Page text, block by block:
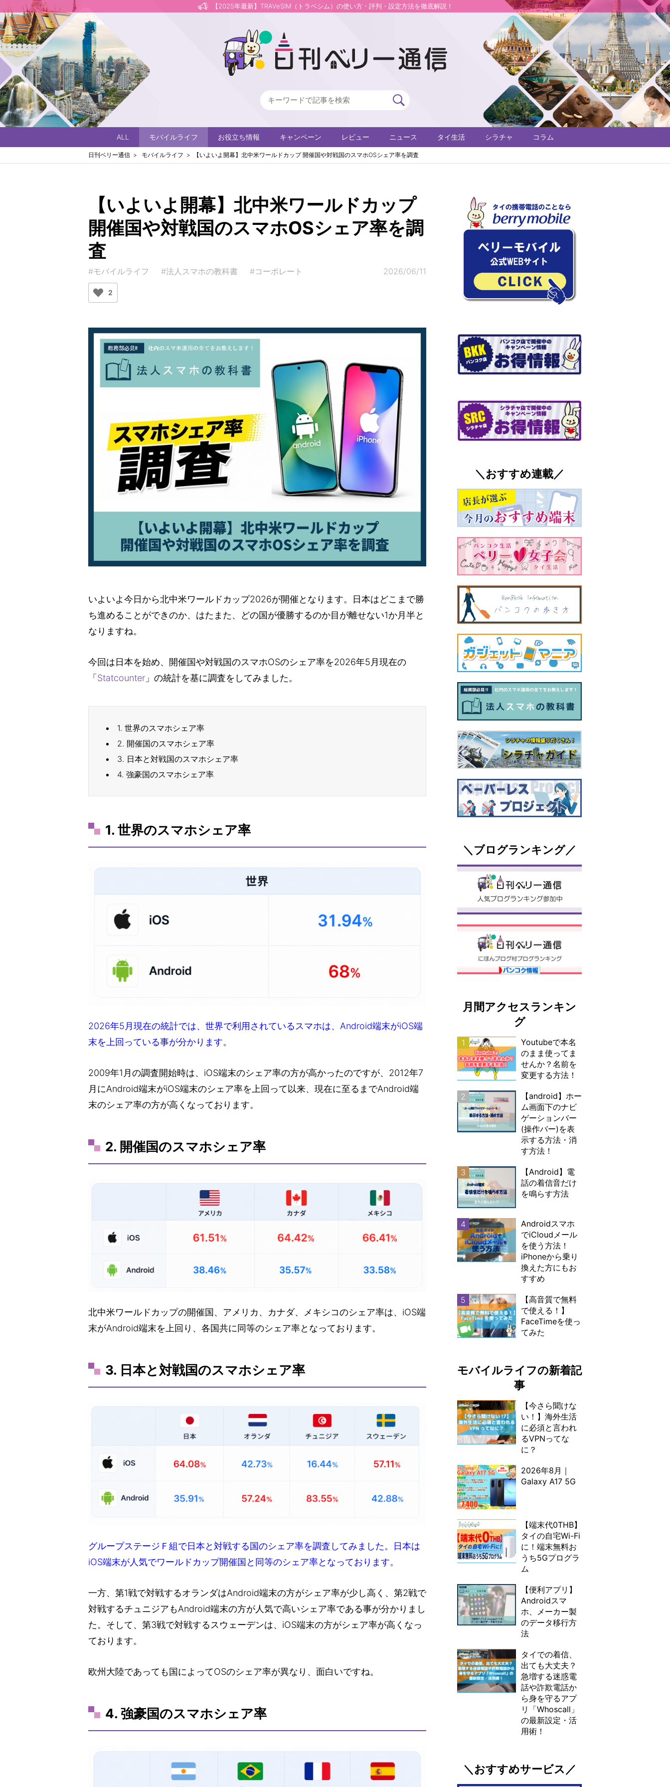
【2025年最新】TRAVeSIM（トラベシム）の使い方・評判・設定方法を徹底解説！
ALL モバイルライフ お役立ち情報 キャンペーン レビュー ニュース タイ生活 シラチャ コラム
日刊ベリー通信 モバイルライフ 【いよいよ開幕】北中米ワールドカップ 開催国や対戦国のスマホOSシェア率を調査
【いよいよ開幕】北中米ワールドカップ
開催国や対戦国のスマホOSシェア率を調
査
#モバイルライフ #法人スマホの教科書 #コーポレート 2026/06/11
2
いよいよ今日から北中米ワールドカップ2026が開催となります。日本はどこまで勝
ち進めることができのか、はたまた、どの国が優勝するのか目が離せない1か月半と
なりますね。
今回は日本を始め、開催国や対戦国のスマホOSのシェア率を2026年5月現在の
「 Statcounter 」の統計を基に調査をしてみました。
1. 世界のスマホシェア率
2. 開催国のスマホシェア率
3. 日本と対戦国のスマホシェア率
4. 強豪国のスマホシェア率
1. 世界のスマホシェア率
2026年5月現在の統計では、世界で利用されているスマホは、Android端末がiOS端
末を上回っている事が分かります。
2009年1月の調査開始時は、iOS端末のシェア率の方が高かったのですが、2012年7
月にAndroid端末がiOS端末のシェア率を上回って以来、現在に至るまでAndroid端
末のシェア率の方が高くなっております。
2. 開催国のスマホシェア率
北中米ワールドカップの開催国、アメリカ、カナダ、メキシコのシェア率は、iOS端
末がAndroid端末を上回り、各国共に同等のシェア率となっております。
3. 日本と対戦国のスマホシェア率
グループステージＦ組で日本と対戦する国のシェア率を調査してみました。日本は
iOS端末が人気でワールドカップ開催国と同等のシェア率となっております。
一方、第1戦で対戦するオランダはAndroid端末の方がシェア率が少し高く、第2戦で
対戦するチュニジアもAndroid端末の方が人気で高いシェア率である事が分かりまし
た。そして、第3戦で対戦するスウェーデンは、iOS端末の方がシェア率が高くなっ
ております。
欧州大陸であっても国によってOSのシェア率が異なり、面白いですね。
4. 強豪国のスマホシェア率
＼おすすめ連載／
＼ブログランキング／
月間アクセスランキン
グ
1
Youtubeで本名
のまま使ってま
せんか？名前を
変更する方法！
2
【android】ホー
ム画面下のナビ
ゲーションバー
(操作バー)を表
示する方法・消
す方法！
3
【Android】電
話の着信音だけ
を鳴らす方法
4
Androidスマホ
でiCloudメール
を使う方法！
iPhoneから乗り
換えた方にもお
すすめ
5
【高音質で無料
で使える！】
FaceTimeを使っ
てみた
モバイルライフの新着記
事
【今さら聞けな
い！】海外生活
に必須と言われ
るVPNってな
に？
2026年8月｜
Galaxy A17 5G
【端末代0THB】
タイの自宅Wi-Fi
に！端末無料お
うち5Gプログラ
ム
【便利アプリ】
Androidスマ
ホ、メーカー製
のデータ移行方
法
タイでの着信、
出ても大丈夫？
急増する迷惑電
話や詐欺電話か
ら身を守るアプ
リ「Whoscall」
の最新設定・活
用術！
＼おすすめサービス／